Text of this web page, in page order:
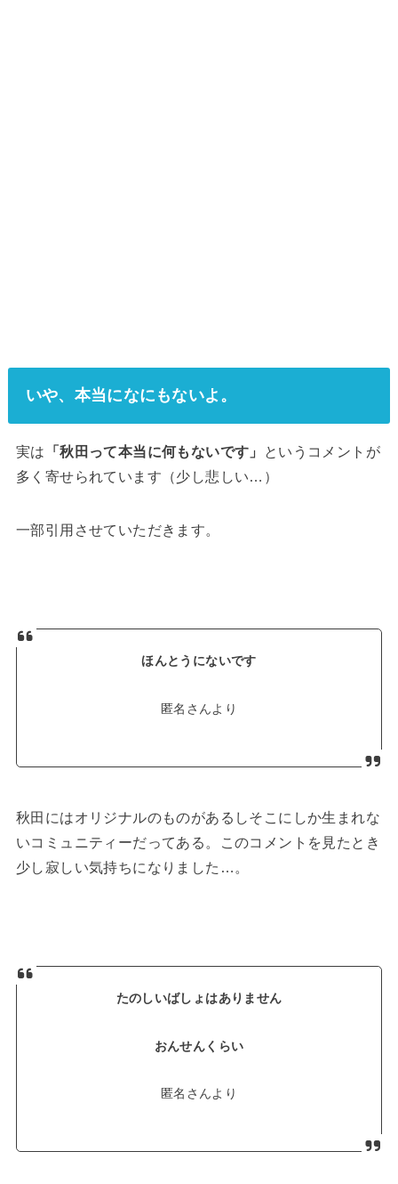
いや、本当になにもないよ。
実は 「秋田って本当に何もないです」
というコメントが
多く寄せられています（少し悲しい…）
一部引用させていただきます。
ほんとうにないです
匿名さんより
秋田にはオリジナルのものがあるしそこにしか生まれな
いコミュニティーだってある。このコメントを見たとき
少し寂しい気持ちになりました…。
たのしいばしょはありません
おんせんくらい
匿名さんより